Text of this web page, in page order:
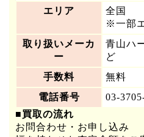
エリア
全国
※一部
取り扱いメーカ
ー
青山ハ
ど
手数料
無料
電話番号
03-
■買取の流れ
お問合わせ・お申し込み